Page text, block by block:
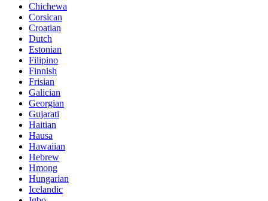
Chichewa
Corsican
Croatian
Dutch
Estonian
Filipino
Finnish
Frisian
Galician
Georgian
Gujarati
Haitian
Hausa
Hawaiian
Hebrew
Hmong
Hungarian
Icelandic